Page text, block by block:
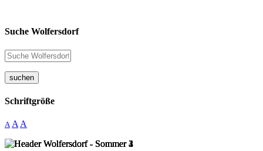
Suche Wolfersdorf
suchen
Schriftgröße
A A A